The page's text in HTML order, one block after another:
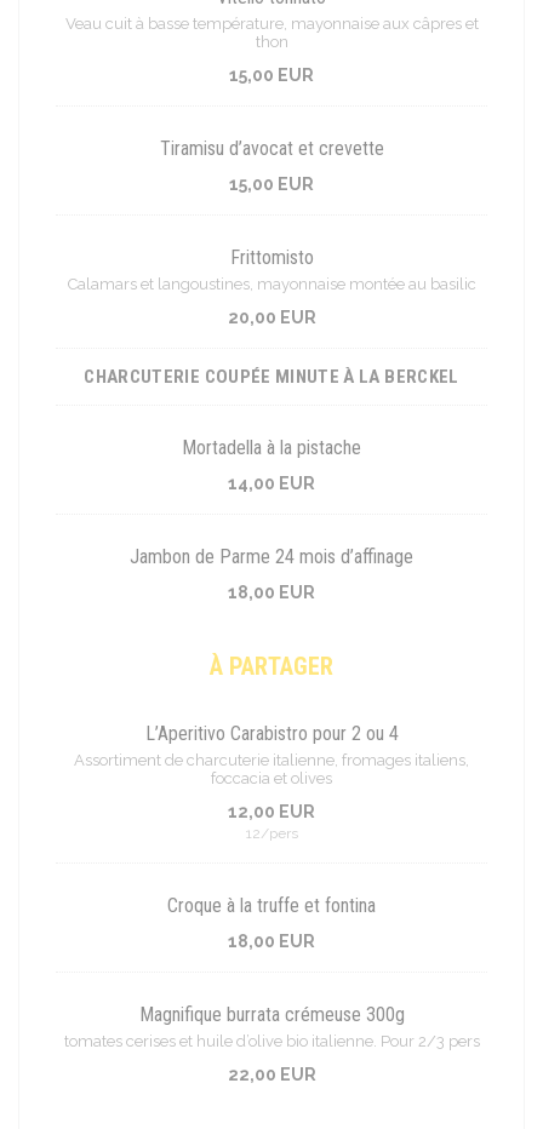
Veau cuit à basse température, mayonnaise aux câpres et
thon
15,00 EUR
Tiramisu d’avocat et crevette
15,00 EUR
Frittomisto
Calamars et langoustines, mayonnaise montée au basilic
20,00 EUR
CHARCUTERIE COUPÉE MINUTE À LA BERCKEL
Mortadella à la pistache
14,00 EUR
Jambon de Parme 24 mois d’affinage
18,00 EUR
À PARTAGER
L’Aperitivo Carabistro pour 2 ou 4
Assortiment de charcuterie italienne, fromages italiens,
foccacia et olives
12,00 EUR
12/pers
Croque à la truffe et fontina
18,00 EUR
Magnifique burrata crémeuse 300g
tomates cerises et huile d’olive bio italienne. Pour 2/3 pers
22,00 EUR